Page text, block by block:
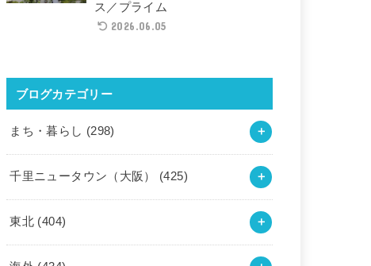
ス／プライム
2026.06.05
ブログカテゴリー
まち・暮らし (298)
千里ニュータウン（大阪） (425)
東北 (404)